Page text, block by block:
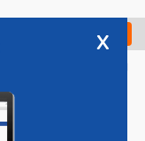
Check in
x